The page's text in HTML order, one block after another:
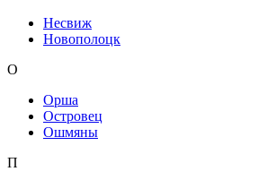
Несвиж
Новополоцк
О
Орша
Островец
Ошмяны
П